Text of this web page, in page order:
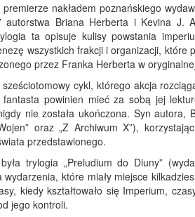
nakładem poznańskiego
autorstwa Briana Herberta i Kevina
ta opisuje kulisy powstania
wszystkich frakcji i organizacji, które
przez Franka Herberta w
sześciotomowy cykl, którego akcja
powinien mieć za sobą jej
nie została ukończona. Syn
oraz „Z Archiwum X”),
przedstawionego.
trylogia „Preludium do Diuny”
wydarzenia, które miały miejsce
kiedy kształtowało się Imperium,
jego kontroli.